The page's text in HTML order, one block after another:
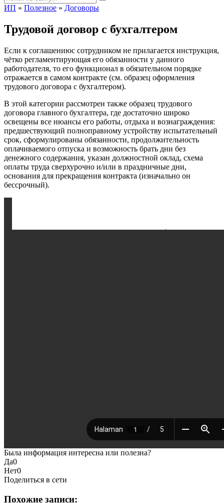
ИП » Полезное » Договоры
Трудовой договор с бухгалтером
Если к соглашениюс сотрудником не прилагается инструкция,
чётко регламентирующая его обязанности у данного
работодателя, то его функционал в обязательном порядке
отражается в самом контракте (см. образец оформления
трудового договора с бухгалтером).
В этой категории рассмотрен также образец трудового
договора главного бухгалтера, где достаточно широко
освещены все нюансы его работы, отдыха и вознаграждения:
предшествующий полноправному устройству испытательный
срок, сформулированы обязанности, продолжительность
оплачиваемого отпуска и возможность брать дни без
денежного содержания, указан должностной оклад, схема
оплаты труда сверхурочно и/или в праздничные дни,
основания для прекращения контракта (изначально он
бессрочный).
Была информация интересна или полезна?
Да0
Нет0
Поделиться в сети
Похожие записи: